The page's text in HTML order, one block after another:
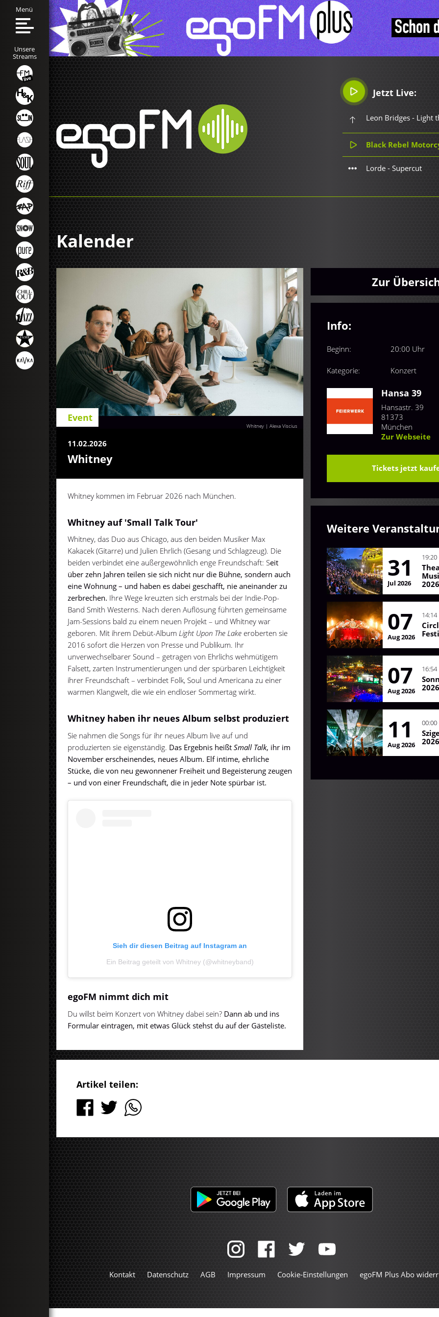
Jetzt Live:
Leon Bridges - Light
Black Rebel
Lorde - Supercut
Menü
Unsere
Streams
Kalender
Whitney | Alexa Viscius
Event
11.02.2026
Whitney
Whitney kommen im Februar 2026 nach München.
Whitney auf 'Small Talk Tour'
Whitney, das Duo aus Chicago, aus den beiden Musiker Max
Kakacek (Gitarre) und Julien Ehrlich (Gesang und Schlagzeug). Die
beiden verbindet eine außergewöhnlich enge Freundschaft: Seit
über zehn Jahren teilen sie sich nicht nur die Bühne, sondern auch
eine Wohnung – und haben es dabei geschafft, nie aneinander zu
zerbrechen. Ihre Wege kreuzten sich erstmals bei der Indie-Pop-
Band Smith Westerns. Nach deren Auflösung führten gemeinsame
Jam-Sessions bald zu einem neuen Projekt – und Whitney war
geboren. Mit ihrem Debüt-Album Light Upon The Lakeeroberten sie
2016 sofort die Herzen von Presse und Publikum. Ihr
unverwechselbarer Sound – getragen von Ehrlichs wehmütigem
Falsett, zarten Instrumentierungen und der spürbaren Leichtigkeit
ihrer Freundschaft – verbindet Folk, Soul und Americana zu einer
warmen Klangwelt, die wie ein endloser Sommertag wirkt.
Whitney haben ihr neues Album selbst produziert
Sie nahmen die Songs für ihr neues Album live auf und
produzierten sie eigenständig. Das Ergebnis heißt Small Talk, ihr im
November erscheinendes, neues Album. Elf intime, ehrliche
Stücke, die von neu gewonnener Freiheit und Begeisterung zeugen
– und von einer Freundschaft, die in jeder Note spürbar ist.
Sieh dir diesen Beitrag auf Instagram an
Ein Beitrag geteilt von Whitney (@whitneyband)
egoFM nimmt dich mit
Du willst beim Konzert von Whitney dabei sein? Dann ab und ins
Formular eintragen, mit etwas Glück stehst du auf der Gästeliste.
Zur
Info:
Beginn: 20:00 Uhr
Kategorie: Konzert
Hansa 39
Hansastr. 39
81373
München
Zur Webseite
Tickets jetzt
Weitere
31
Jul 2026
07
Aug 2026
07
Aug 2026
11
Aug 2026
Artikel teilen:
Kontakt Datenschutz AGB Impressum Cookie-Einstellungen egoFM Plus Abo